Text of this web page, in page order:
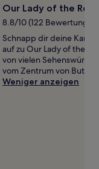
Our Lady of the
8.8/10 (122
Schnapp dir deine
auf zu Our Lady of the
von vielen
vom Zentrum von Butte
Weniger anzeigen